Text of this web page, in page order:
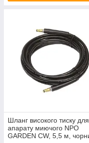
Шланг високого тиску для
апарату миючого NPO
GARDEN CW, 5,5 м,